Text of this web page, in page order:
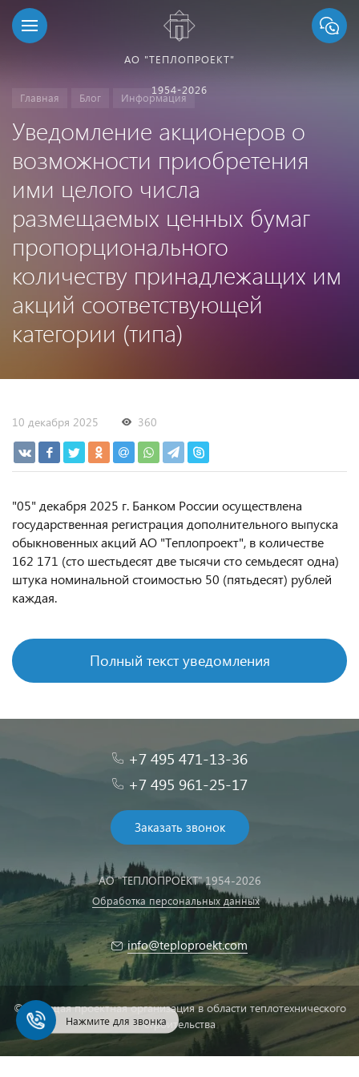
АО "ТЕПЛОПРОЕКТ"
1954-2026
Главная Блог Информация
Уведомление акционеров о
возможности приобретения
ими целого числа
размещаемых ценных бумаг
пропорционального
количеству принадлежащих им
акций соответствующей
категории (типа)
10 декабря 2025 360
"05" декабря 2025 г. Банком России осуществлена
государственная регистрация дополнительного выпуска
обыкновенных акций АО "Теплопроект", в количестве
162 171 (сто шестьдесят две тысячи сто семьдесят одна)
штука номинальной стоимостью 50 (пятьдесят) рублей
каждая.
Полный текст уведомления
+7 495 471-13-36
+7 495 961-25-17
Заказать звонок
АО "ТЕПЛОПРОЕКТ" 1954-2026
Обработка персональных данных
info@teploproekt.com
© Ведущая проектная организация в области теплотехнического
строительства
Нажмите для звонка